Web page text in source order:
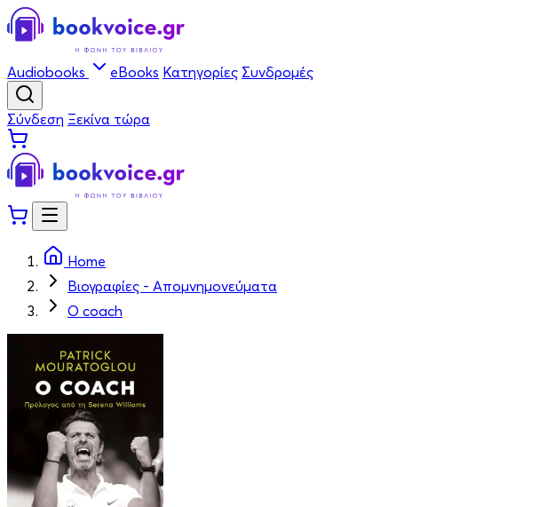
Audiobooks eBooks Κατηγορίες Συνδρομές
Σύνδεση Ξεκίνα τώρα
Home
Βιογραφίες - Απομνημονεύματα
Ο coach